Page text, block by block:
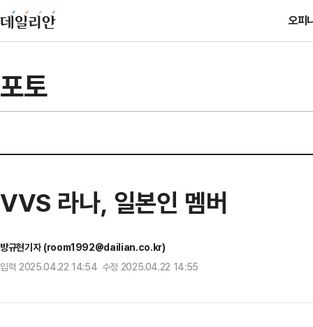
오피
포토
VVS 라나, 일본인 멤버
방규현기자 (room1992@dailian.co.kr)
입력 2025.04.22 14:54 수정 2025.04.22 14:55